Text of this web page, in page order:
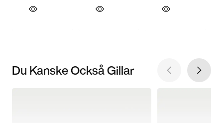
Du Kanske Också Gillar